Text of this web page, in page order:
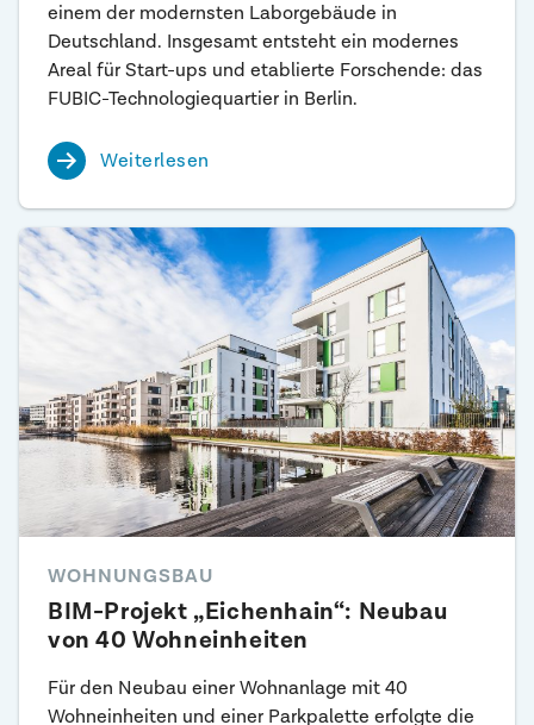
einem der modernsten Laborgebäude in
Deutschland. Insgesamt entsteht ein modernes
Areal für Start-ups und etablierte Forschende: das
FUBIC-Technologiequartier in Berlin.
Weiterlesen
WOHNUNGSBAU
BIM-Projekt „Eichenhain“: Neubau
von 40 Wohneinheiten
Für den Neubau einer Wohnanlage mit 40
Wohneinheiten und einer Parkpalette erfolgte die